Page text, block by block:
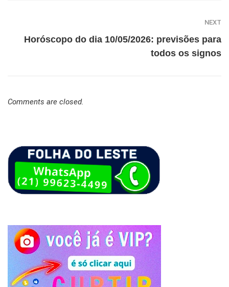
NEXT
Horóscopo do dia 10/05/2026: previsões para
todos os signos
Comments are closed.